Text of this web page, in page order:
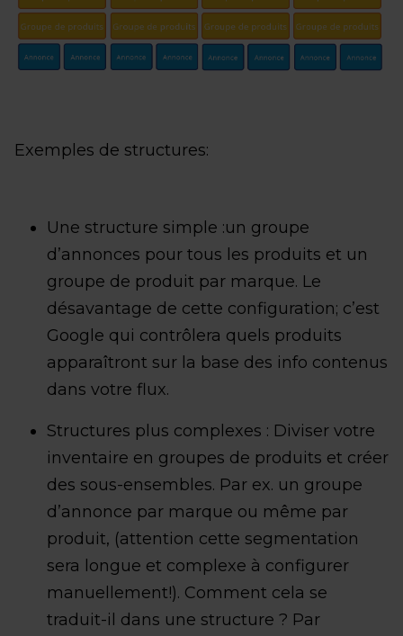
Exemples de structures:
Une structure simple :un groupe
d’annonces pour tous les produits et un
groupe de produit par marque. Le
désavantage de cette configuration; c’est
Google qui contrôlera quels produits
apparaîtront sur la base des info contenus
dans votre flux.
Structures plus complexes : Diviser votre
inventaire en groupes de produits et créer
des sous-ensembles. Par ex. un groupe
d’annonce par marque ou même par
produit, (attention cette segmentation
sera longue et complexe à configurer
manuellement!). Comment cela se
traduit-il dans une structure ? Par